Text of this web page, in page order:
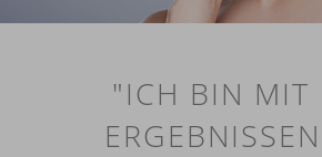
"ICH BIN MIT